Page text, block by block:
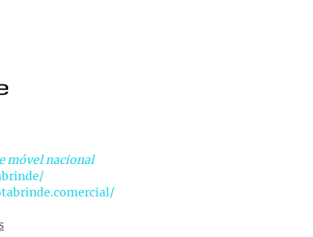
móvel nacional